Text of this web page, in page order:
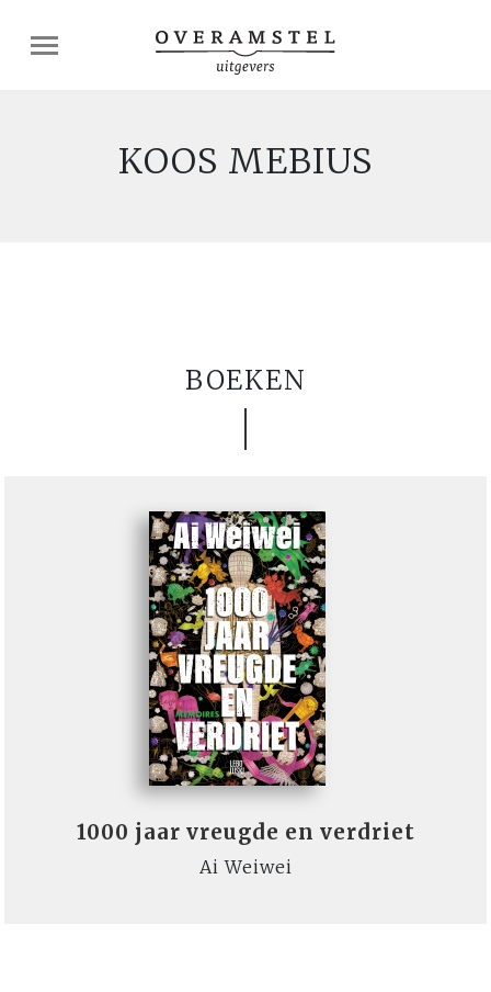
KOOS MEBIUS
BOEKEN
1000 jaar vreugde en verdriet
Ai Weiwei